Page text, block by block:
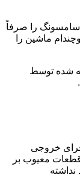
را صرفاً
ماشین را
شده توسط
خروجی
معیوب بر